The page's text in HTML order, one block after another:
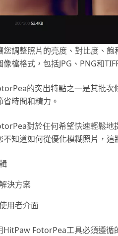
您調整照片的亮度、對比度、
像檔格式，包括JPG、PNG和
的突出特點之一是其批次
省時間和精力。
對於任何希望快速輕鬆
不知道如何從優化模糊照片，這
決方案
用者介面
HitPaw FotorPea工具必須遵循